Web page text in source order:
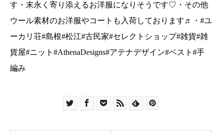
す︎・末永く寄り添えるお洋服になりそうです♡・その他
ウール素材のお洋服やコートも入荷しております♬・#ユ
ーカリ荘#島根#松江#古民家#セレクトショップ#雑貨#雑
貨屋#ニット#AthenaDesigns#アテナデザイン#ベスト#手
編み